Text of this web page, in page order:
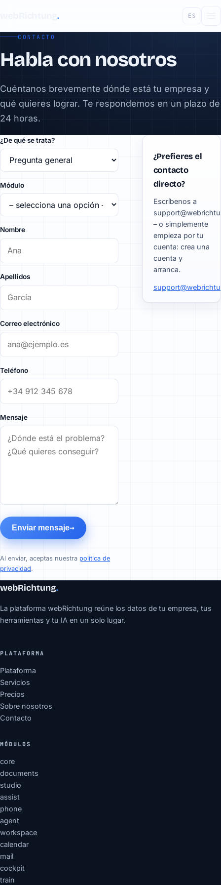
. ES
CONTACTO
Habla con nosotros
Cuéntanos brevemente dónde está tu empresa y
qué quieres lograr. Te respondemos en un plazo de
24 horas.
¿De qué se trata?
Módulo
Nombre
Apellidos
Correo electrónico
Teléfono
Mensaje
Enviar mensaje
Al enviar, aceptas nuestra política de
privacidad.
¿Prefieres el
contacto
directo?
Escríbenos a
– o simplemente
empieza por tu
cuenta: crea una
cuenta y
arranca.
webRichtung.
La plataforma webRichtung reúne los datos de tu empresa, tus
herramientas y tu IA en un solo lugar.
PLATAFORMA
Plataforma
Servicios
Precios
Sobre nosotros
Contacto
MÓDULOS
core
documents
studio
assist
phone
agent
workspace
calendar
mail
cockpit
train